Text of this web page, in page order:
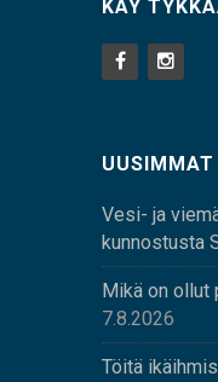
KÄY
UUSIMMAT
Vesi- ja
kunnostusta
Mikä on ollut
7.8.2026
Töitä